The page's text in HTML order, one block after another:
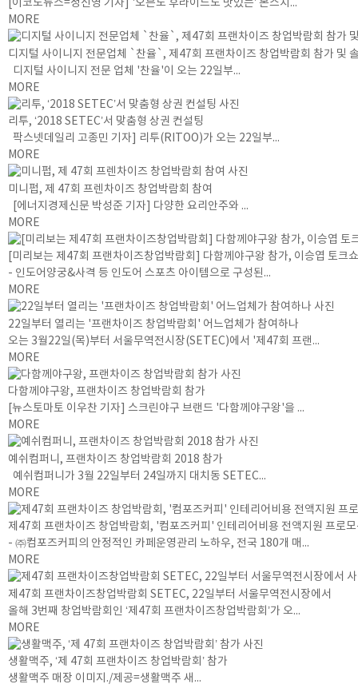
[이코노뉴스=정신영 기자] '오븐도 후라이드도 맛있는’ 본스치...
MORE
디지털 사이니지 전문업체 `찬율`, 제47회 프랜차이즈 창업박람회 참가 및
디지털 사이니지 전문 업체 '찬율'이 오는 22일부...
MORE
리투, ‘2018 SETEC’서 맞춤형 상권 컨설팅
팍스넷데일리 고종민 기자] 리투(RITOO)가 오는 22일부...
MORE
미니펍, 제 47회 프렌차이즈 창업박람회 참여
[에너지경제신문 박성준 기자] 다양한 요리안주와 ...
MORE
[미리보는 제47회 프랜차이즈창업박람회] 다함께야구왕 참가, 이승엽 토크
- 인도어양궁&사격 등 인도어 스포츠 아이템으로 구성된...
MORE
22일부터 열리는 '프랜차이즈 창업박람회' 어느업체가 참여하나
오는 3월22일(목)부터 서울무역전시장(SETEC)에서 '제47회 프랜...
MORE
다함께야구왕, 프랜차이즈 창업박람회 참가
[뉴스토마토 이우찬 기자] 스크린야구 브랜드 '다함께야구왕'을 ...
MORE
예쉬컴퍼니, 프랜차이즈 창업박람회 2018 참가
예쉬컴퍼니가 3월 22일부터 24일까지 대치동 SETEC...
MORE
제47회 프랜차이즈 창업박람회, '컴포즈커피' 인테리어비용 전액지원 프로
- ㈜컴포즈커피의 안정적인 카페운영관리 노하우, 전국 180개 매...
MORE
제47회 프랜차이즈창업박람회 SETEC, 22일부터 서울무역전시장에서
올해 3번째 창업박람회인 ‘제47회 프랜차이즈창업박람회’가 오...
MORE
생활맥주, ‘제 47회 프랜차이즈 창업박람회’ 참가
생활맥주 매장 이미지./제공=생활맥주 새...